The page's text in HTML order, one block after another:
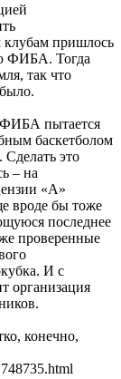
пришлось
ФИБА. Тогда
так что
ФИБА пытается
баскетболом
Сделать это
– на
«А»
вроде бы тоже
последнее
проверенные
И с
организация
конечно,